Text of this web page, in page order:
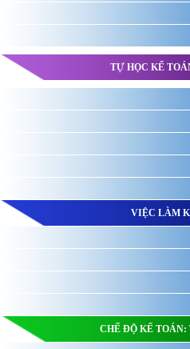
TỰ HỌC KẾ
VIỆC LÀM
CHẾ ĐỘ KẾ TOÁN: